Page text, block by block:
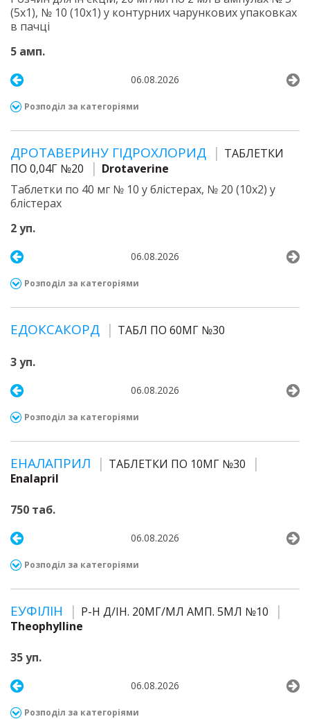
(5х1), № 10 (10х1) у контурних чарункових упаковках
в пачці
5 амп.
06.08.2026
Розподіл за категоріями
ДРОТАВЕРИНУ ГІДРОХЛОРИД
ТАБЛЕТКИ
ПО 0,04Г №20
Drotaverine
Таблетки по 40 мг № 10 у блістерах, № 20 (10х2) у
блістерах
2 уп.
06.08.2026
Розподіл за категоріями
ЕДОКСАКОРД ТАБЛ ПО 60МГ №30
3 уп.
06.08.2026
Розподіл за категоріями
ЕНАЛАПРИЛ
ТАБЛЕТКИ ПО 10МГ №30
Enalapril
750 таб.
06.08.2026
Розподіл за категоріями
ЕУФІЛІН
Р-Н Д/ІН. 20МГ/МЛ АМП. 5МЛ №10
Theophylline
35 уп.
06.08.2026
Розподіл за категоріями